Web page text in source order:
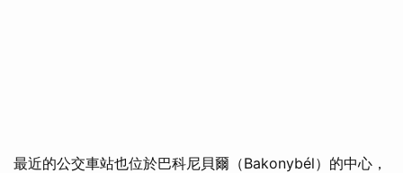
最近的公交車站也位於巴科尼貝爾（Bakonybél）的中心，